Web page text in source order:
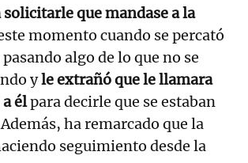
solicitarle que mandase a la
momento cuando se percató
algo de lo que no se
yle extrañó que le llamara
élpara decirle que se estaban
ha remarcado que la
seguimiento desde la